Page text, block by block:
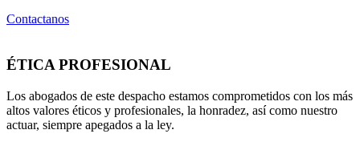
Contactanos
ÉTICA PROFESIONAL
Los abogados de este despacho estamos comprometidos con los más
altos valores éticos y profesionales, la honradez, así como nuestro
actuar, siempre apegados a la ley.